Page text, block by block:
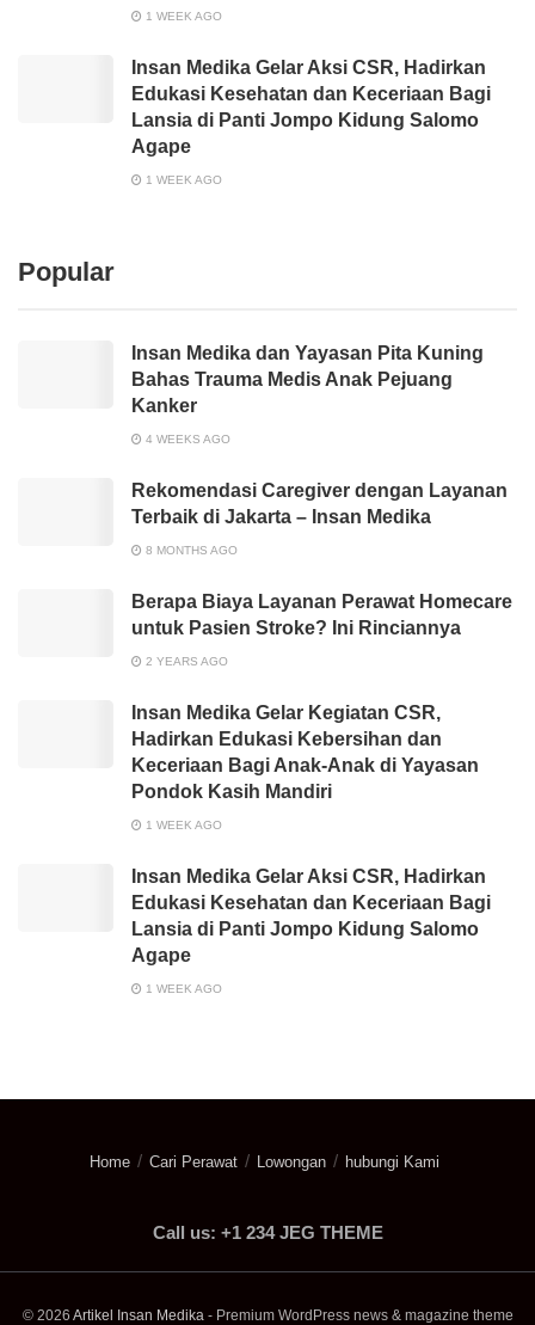
1 WEEK AGO
Insan Medika Gelar Aksi CSR, Hadirkan
Edukasi Kesehatan dan Keceriaan Bagi
Lansia di Panti Jompo Kidung Salomo
Agape
1 WEEK AGO
Popular
Insan Medika dan Yayasan Pita Kuning
Bahas Trauma Medis Anak Pejuang
Kanker
4 WEEKS AGO
Rekomendasi Caregiver dengan Layanan
Terbaik di Jakarta – Insan Medika
8 MONTHS AGO
Berapa Biaya Layanan Perawat Homecare
untuk Pasien Stroke? Ini Rinciannya
2 YEARS AGO
Insan Medika Gelar Kegiatan CSR,
Hadirkan Edukasi Kebersihan dan
Keceriaan Bagi Anak-Anak di Yayasan
Pondok Kasih Mandiri
1 WEEK AGO
Insan Medika Gelar Aksi CSR, Hadirkan
Edukasi Kesehatan dan Keceriaan Bagi
Lansia di Panti Jompo Kidung Salomo
Agape
1 WEEK AGO
Home Cari Perawat Lowongan hubungi Kami
Call us: +1 234 JEG THEME
© 2026 Artikel Insan Medika- Premium WordPress news & magazine theme